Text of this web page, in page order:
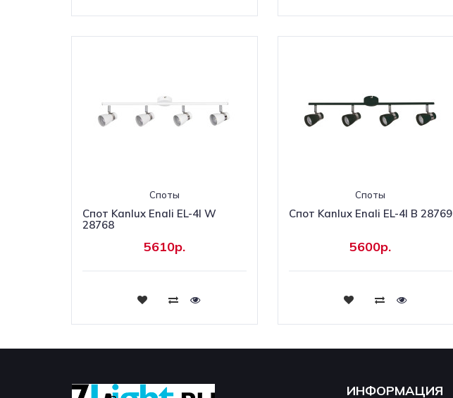
Споты
Cпот Kanlux Enali EL-4I W
28768
5610р.
Купить
Споты
Cпот Kanlux Enali EL-4I B 28769
5600р.
Купить
ИНФОРМАЦИЯ